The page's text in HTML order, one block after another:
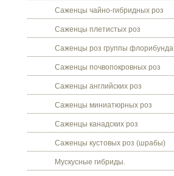
Саженцы чайно-гибридных роз
Саженцы плетистых роз
Саженцы роз группы флорибунда
Саженцы почвопокровных роз
Саженцы английских роз
Саженцы миниатюрных роз
Саженцы канадских роз
Саженцы кустовых роз (шрабы)
Мускусные гибриды.